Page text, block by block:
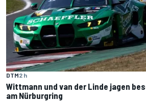
DTM2 h
Wittmann und van der Linde jagen
am Nürburgring